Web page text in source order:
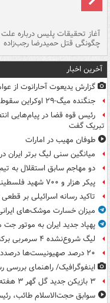
آغاز تحقیقات پلیس درباره
چگونگی قتل حمیدرضا رجب‌زاده
آخرین اخبار
گزارش یدیعوت آحارانوت از
جنگنده میگ-۲۹ اوکراین سقوط کرد
رئیس قوه قضا در پیام‌هایی
تبریک گفت
طوفان مهیب در امارات
میانگین سنی لیگ برتر ایران
دو مهاجم سابق استقلال به
پیکر هزار و ۷۰۰ شهید فلسطینی در گروگان رژیم صهیونیستی
تاکید رسانه اسرائیلی بر
میزان خسارت موشک‌های ایرانی
پهپاد جدید ایران به موتور
لیگ شروع‌نشده ۴ سرمربی برکنار شدند
۲۰ درصد صهیونیست‌ها درصدد ترک فلسطین اشغالی
اینفوگرافیک/ راهنمای بررسی
۳ بازیکن جدید گل گهر ۳ هفته اول لیگ را از دست دادند
سوابق حجت‌الاسلام طائب،